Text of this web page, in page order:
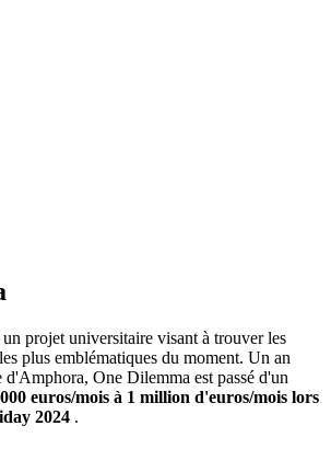
projet universitaire visant à trouver les
plus emblématiques du moment. Un an
d'Amphora, One Dilemma est passé d'un
euros/mois à 1 million d'euros/mois lors
2024 .